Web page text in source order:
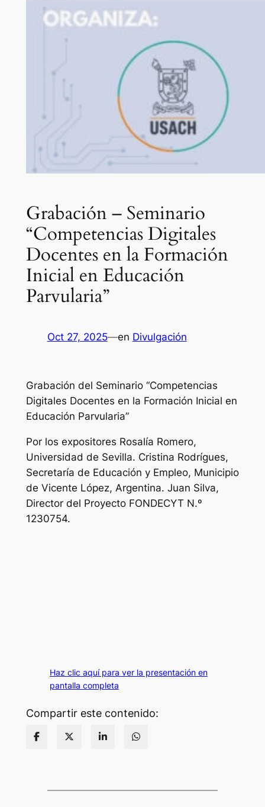
Grabación – Seminario
“Competencias Digitales
Docentes en la Formación
Inicial en Educación
Parvularia”
Oct 27, 2025—en Divulgación
Grabación del Seminario “Competencias
Digitales Docentes en la Formación Inicial en
Educación Parvularia”
Por los expositores Rosalía Romero,
Universidad de Sevilla. Cristina Rodrígues,
Secretaría de Educación y Empleo, Municipio
de Vicente López, Argentina. Juan Silva,
Director del Proyecto FONDECYT N.º
1230754.
Haz clic aquí para ver la presentación en
pantalla completa
Compartir este contenido: